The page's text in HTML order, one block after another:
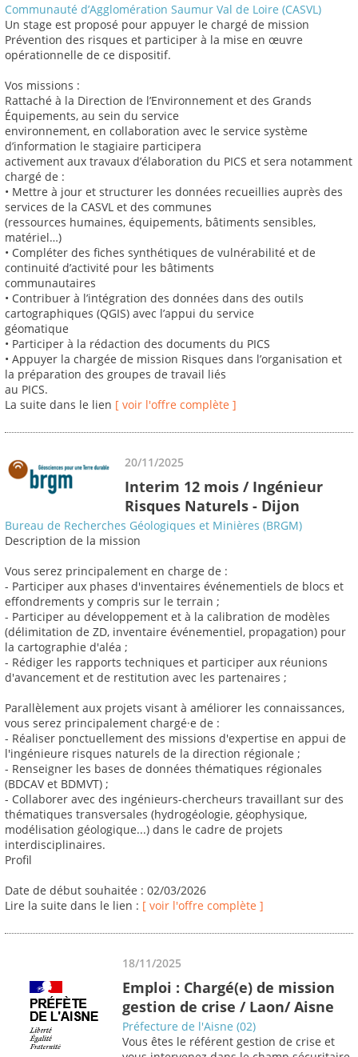
Communauté d’Agglomération Saumur Val de Loire (CASVL)
Un stage est proposé pour appuyer le chargé de mission
Prévention des risques et participer à la mise en œuvre
opérationnelle de ce dispositif.
Vos missions :
Rattaché à la Direction de l’Environnement et des Grands
Équipements, au sein du service
environnement, en collaboration avec le service système
d’information le stagiaire participera
activement aux travaux d’élaboration du PICS et sera notamment
chargé de :
• Mettre à jour et structurer les données recueillies auprès des
services de la CASVL et des communes
(ressources humaines, équipements, bâtiments sensibles,
matériel…)
• Compléter des fiches synthétiques de vulnérabilité et de
continuité d’activité pour les bâtiments
communautaires
• Contribuer à l’intégration des données dans des outils
cartographiques (QGIS) avec l’appui du service
géomatique
• Participer à la rédaction des documents du PICS
• Appuyer la chargée de mission Risques dans l’organisation et
la préparation des groupes de travail liés
au PICS.
La suite dans le lien [ voir l'offre complète ]
20/11/2025
Interim 12 mois / Ingénieur
Risques Naturels - Dijon
Bureau de Recherches Géologiques et Minières (BRGM)
Description de la mission
Vous serez principalement en charge de :
- Participer aux phases d'inventaires événementiels de blocs et
effondrements y compris sur le terrain ;
- Participer au développement et à la calibration de modèles
(délimitation de ZD, inventaire événementiel, propagation) pour
la cartographie d'aléa ;
- Rédiger les rapports techniques et participer aux réunions
d'avancement et de restitution avec les partenaires ;
Parallèlement aux projets visant à améliorer les connaissances,
vous serez principalement chargé·e de :
- Réaliser ponctuellement des missions d'expertise en appui de
l'ingénieure risques naturels de la direction régionale ;
- Renseigner les bases de données thématiques régionales
(BDCAV et BDMVT) ;
- Collaborer avec des ingénieurs-chercheurs travaillant sur des
thématiques transversales (hydrogéologie, géophysique,
modélisation géologique...) dans le cadre de projets
interdisciplinaires.
Profil
Date de début souhaitée : 02/03/2026
Lire la suite dans le lien : [ voir l'offre complète ]
18/11/2025
Emploi : Chargé(e) de mission
gestion de crise / Laon/ Aisne
Préfecture de l'Aisne (02)
Vous êtes le référent gestion de crise et